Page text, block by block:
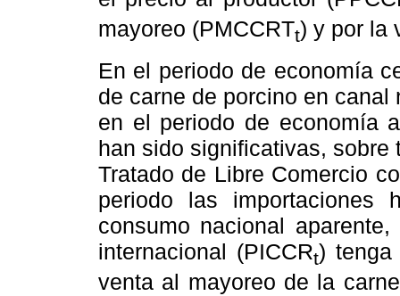
mayoreo (PMCCRTt) y por la
En el periodo de economía
de carne de porcino en
en el periodo de economía
han sido significativas, sobre
Tratado de Libre Comercio
periodo las importaciones
consumo nacional
internacional (PICCRt) tenga
venta al mayoreo de la